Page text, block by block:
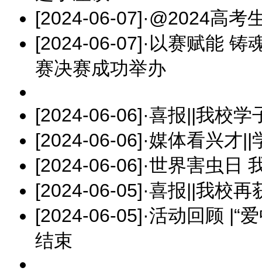
[2024-06-07]·@2024高考
[2024-06-07]· 以赛赋能 铸
赛决赛成功举办
[2024-06-06]·喜报||我校学
[2024-06-06]·媒体看兴才||
[2024-06-06]·世界害虫日
[2024-06-05]·喜报||我校再
[2024-06-05]·活动回顾 |“
结束